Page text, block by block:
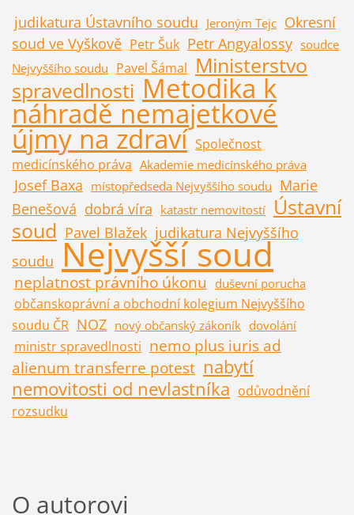
judikatura Ústavního soudu Jeroným Tejc Okresní
soud ve Vyškově Petr Šuk Petr Angyalossy soudce
Nejvyššího soudu Pavel Šámal Ministerstvo
spravedlnosti Metodika k
náhradě nemajetkové
újmy na zdraví Společnost
medicínského práva Akademie medicínského práva
Josef Baxa místopředseda Nejvyššího soudu Marie
Benešová dobrá víra katastr nemovitostí
Ústavní
soud Pavel Blažek judikatura Nejvyššího
soudu
Nejvyšší soud
neplatnost právního úkonu duševní porucha
občanskoprávní a obchodní kolegium Nejvyššího
soudu ČR NOZ nový občanský zákoník dovolání
ministr spravedlnosti nemo plus iuris ad
alienum transferre potest nabytí
nemovitosti od nevlastníka odůvodnění
rozsudku
O autorovi